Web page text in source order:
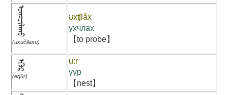
ᠤᠬᠤᠴᠢᠯᠠᠬᠤ
(uxučilaxu)
ʊxʧlǎx
ухчлах
【to probe】
ᠡᠭᠦᠷ
(egür)
u:r
үүр
【nest】